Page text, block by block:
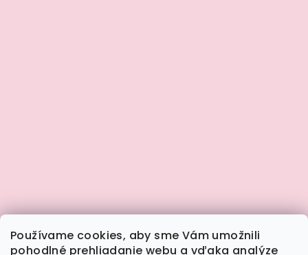
Používame cookies, aby sme Vám umožnili
pohodlné prehliadanie webu a vďaka analýze